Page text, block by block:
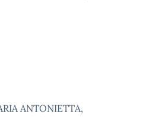
ANTONIETTA,